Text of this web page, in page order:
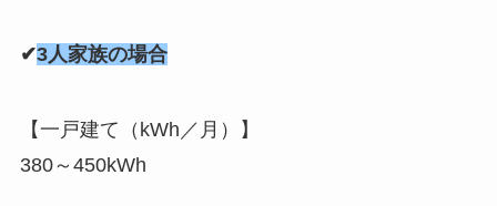
✔3人家族の場合
【一戸建て（kWh／月）】
380～450kWh